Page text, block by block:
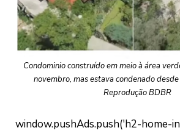
Condominio construído em meio à área
novembro, mas estava condenado
Reprodução BDBR